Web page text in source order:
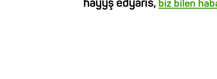
haýyş edýäris, biz bilen